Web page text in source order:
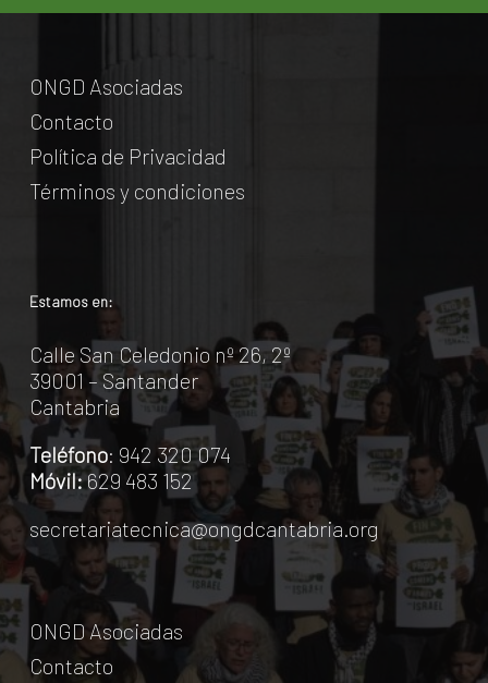
ONGD Asociadas
Contacto
Política de Privacidad
Términos y condiciones
Estamos en:
Calle San Celedonio nº 26, 2º
39001 – Santander
Cantabria
Teléfono: 942 320 074
Móvil:629 483 152
secretariatecnica@ongdcantabria.org
ONGD Asociadas
Contacto